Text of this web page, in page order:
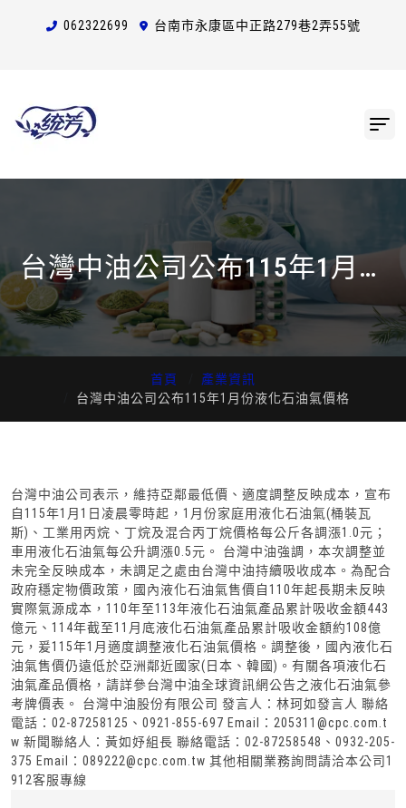
062322699 台南市永康區中正路279巷2弄55號
台灣中油公司公布115年1月份
液化石油氣價格
首頁
產業資訊
台灣中油公司公布115年1月份液化石油氣價格
台灣中油公司表示，維持亞鄰最低價、適度調整反映成本，宣布
自115年1月1日凌晨零時起，1月份家庭用液化石油氣(桶裝瓦
斯)、工業用丙烷、丁烷及混合丙丁烷價格每公斤各調漲1.0元；
車用液化石油氣每公升調漲0.5元。 台灣中油強調，本次調整並
未完全反映成本，未調足之處由台灣中油持續吸收成本。為配合
政府穩定物價政策，國內液化石油氣售價自110年起長期未反映
實際氣源成本，110年至113年液化石油氣產品累計吸收金額443
億元、114年截至11月底液化石油氣產品累計吸收金額約108億
元，爰115年1月適度調整液化石油氣價格。調整後，國內液化石
油氣售價仍遠低於亞洲鄰近國家(日本、韓國)。有關各項液化石
油氣產品價格，請詳參台灣中油全球資訊網公告之液化石油氣參
考牌價表。 台灣中油股份有限公司 發言人：林珂如發言人 聯絡
電話：02-87258125、0921-855-697 Email：205311@cpc.com.t
w 新聞聯絡人：黃如妤組長 聯絡電話：02-87258548、0932-205-
375 Email：089222@cpc.com.tw 其他相關業務詢問請洽本公司1
912客服專線